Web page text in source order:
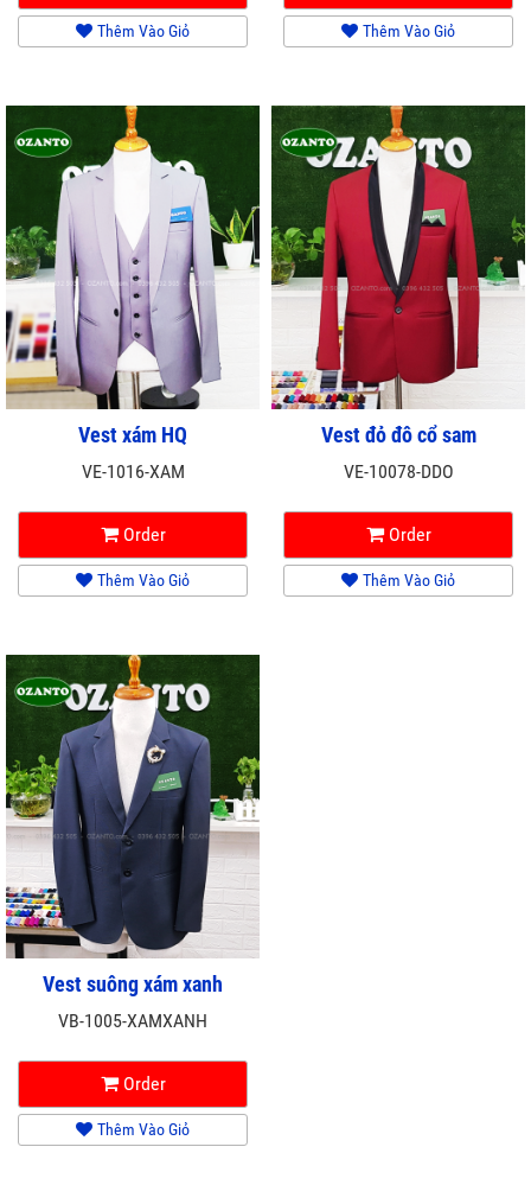
Thêm Vào Giỏ Thêm Vào Giỏ
Vest xám HQ
VE-1016-XAM
Order
Thêm Vào Giỏ
Vest đỏ đô cổ sam
VE-10078-DDO
Order
Thêm Vào Giỏ
Vest suông xám xanh
VB-1005-XAMXANH
Order
Thêm Vào Giỏ